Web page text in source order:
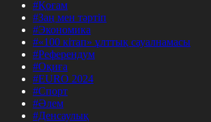
#Қоғам
#Заң мен тәртіп
#Экономика
#«100 кітап» ұлттық сауалнамасы
#Референдум
#Оқиға
#EURO 2024
#Спорт
#Әлем
#Денсаулық